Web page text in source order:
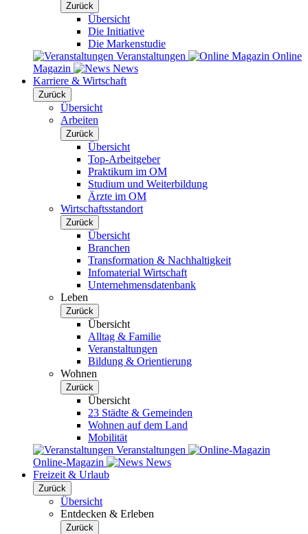
Zurück
Übersicht
Die Initiative
Die Markenstudie
Veranstaltungen
Online
Magazin
News
Karriere & Wirtschaft
Zurück
Übersicht
Arbeiten
Zurück
Übersicht
Top-Arbeitgeber
Praktikum im OM
Studium und Weiterbildung
Ärzte im OM
Wirtschaftsstandort
Zurück
Übersicht
Branchen
Transformation & Nachhaltigkeit
Infomaterial Wirtschaft
Unternehmensdatenbank
Leben
Zurück
Übersicht
Alltag & Familie
Veranstaltungen
Bildung & Orientierung
Wohnen
Zurück
Übersicht
23 Städte & Gemeinden
Wohnen auf dem Land
Mobilität
Veranstaltungen
Online-Magazin
News
Freizeit & Urlaub
Zurück
Übersicht
Entdecken & Erleben
Zurück